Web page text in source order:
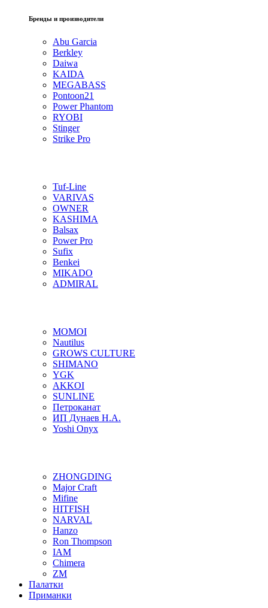
Бренды и производители
Abu Garcia
Berkley
Daiwa
KAIDA
MEGABASS
Pontoon21
Power Phantom
RYOBI
Stinger
Strike Pro
Tuf-Line
VARIVAS
OWNER
KASHIMA
Balsax
Power Pro
Sufix
Benkei
MIKADO
ADMIRAL
MOMOI
Nautilus
GROWS CULTURE
SHIMANO
YGK
AKKOI
SUNLINE
Петроканат
ИП Дунаев Н.А.
Yoshi Onyx
ZHONGDING
Major Craft
Mifine
HITFISH
NARVAL
Hanzo
Ron Thompson
IAM
Chimera
ZM
Палатки
Приманки